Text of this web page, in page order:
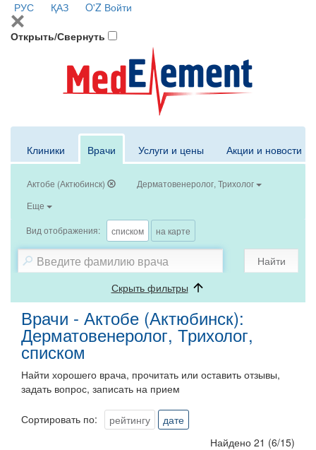
РУС ҚАЗ O'Z Войти
Открыть/Свернуть
Клиники Врачи Услуги и цены Акции и новости
Актобе (Актюбинск)
Дерматовенеролог, Трихолог
Еще
Вид отображения: списком на карте
Найти
Скрыть фильтры
Врачи - Актобе (Актюбинск):
Дерматовенеролог, Трихолог,
списком
Найти хорошего врача, прочитать или оставить отзывы,
задать вопрос, записать на прием
Сортировать по: рейтингу
дате
Найдено 21 (6/15)